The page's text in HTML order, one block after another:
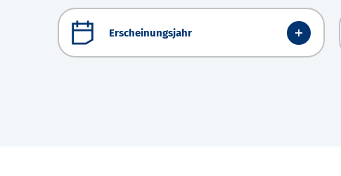
Erscheinungsjahr